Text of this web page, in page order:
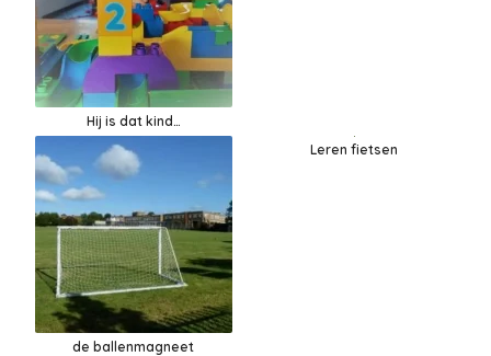
Hij is dat kind…
de ballenmagneet
Leren fietsen